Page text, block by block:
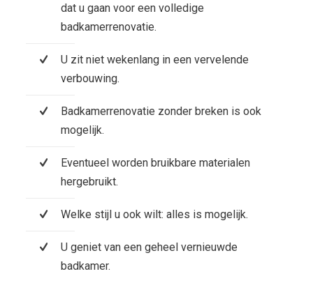
dat u gaan voor een volledige
badkamerrenovatie.
U zit niet wekenlang in een vervelende
verbouwing.
Badkamerrenovatie zonder breken is ook
mogelijk.
Eventueel worden bruikbare materialen
hergebruikt.
Welke stijl u ook wilt: alles is mogelijk.
U geniet van een geheel vernieuwde
badkamer.